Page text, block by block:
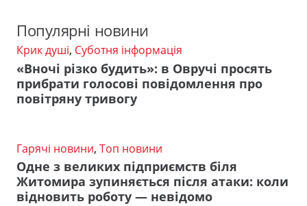
Популярні новини
Крик душі, Суботня інформація
«Вночі різко будить»: в Овручі просять
прибрати голосові повідомлення про
повітряну тривогу
Гарячі новини, Топ новини
Одне з великих підприємств біля
Житомира зупиняється після атаки: коли
відновить роботу — невідомо